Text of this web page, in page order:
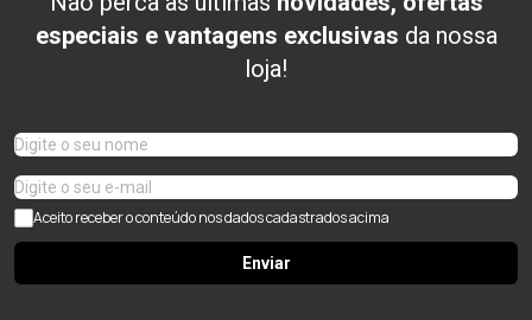
especiais e vantagens exclusivas da nossa
loja!
Aceito receber o conteúdo nos dados cadastrados acima
Enviar